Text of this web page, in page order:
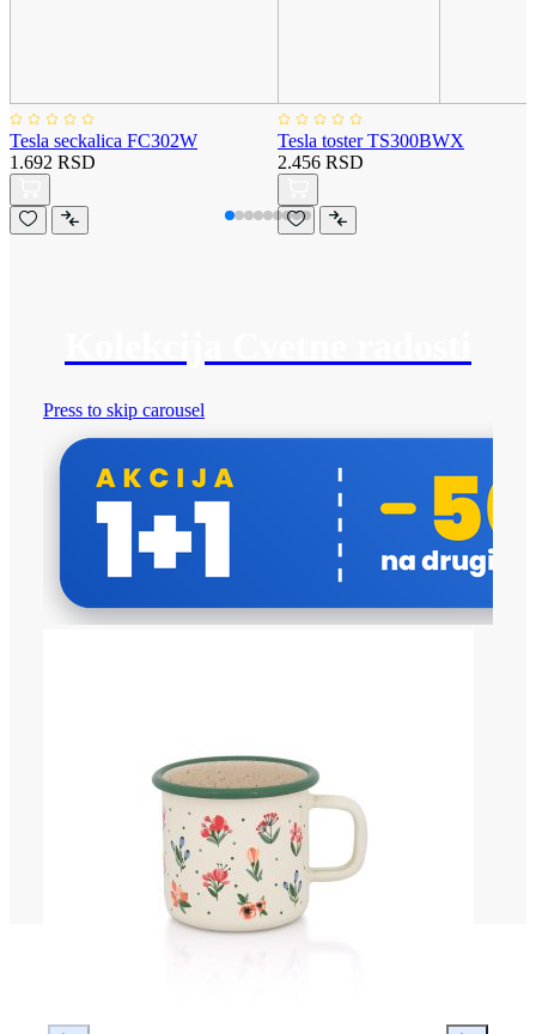
Tesla seckalica FC302W
1.692 RSD
Tesla toster TS300BWX
2.456 RSD
Press to skip carousel